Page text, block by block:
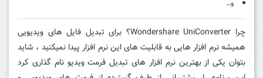
و…
چرا Wondershare UniConverter؟ برای تبدیل فایل های ویدیویی
همیشه نرم افزار هایی به قابلیت های این نرم افزار پیدا نمیکنید ، شاید
بتوان یکی از بهترین نرم افزار های تبدیل فرمت ویدیو نام گذاری کرد